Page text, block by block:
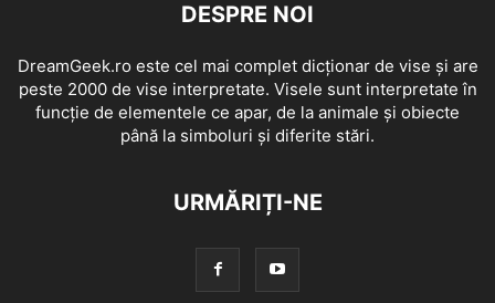
DESPRE NOI
DreamGeek.ro este cel mai complet dicționar de vise și are
peste 2000 de vise interpretate. Visele sunt interpretate în
funcție de elementele ce apar, de la animale și obiecte
până la simboluri și diferite stări.
URMĂRIȚI-NE